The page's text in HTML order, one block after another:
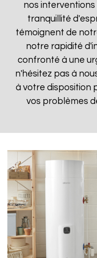
nos
tranquillité
témoignent de
notre rapidité
confronté à une
n'hésitez pas à
à votre disposition
vos problèmes